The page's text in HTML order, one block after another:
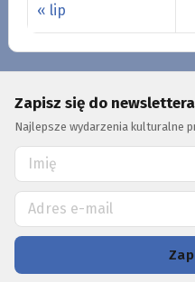
« lip
Zapisz się do newslettera
Najlepsze wydarzenia kulturalne